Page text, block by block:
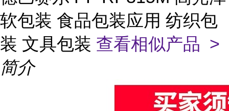
软包装 食品包装应用 纺织包
装 文具包装 查看相似产品 >
简介